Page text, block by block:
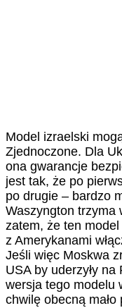
Model izraelski
Zjednoczone. Dla
ona gwarancje
jest tak, że po
po drugie – bardzo
Waszyngton trzyma
zatem, że ten model
z Amerykanami
Jeśli więc Moskwa
USA by uderzyły
wersja tego modelu
chwilę obecną